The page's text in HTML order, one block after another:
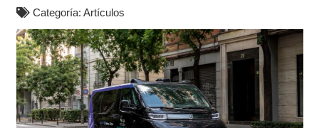
Categoría: Artículos